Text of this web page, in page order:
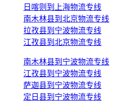
日喀则到上海物流专线
南木林县到北京物流专线
拉孜县到宁波物流专线
江孜县到北京物流专线
南木林县到宁波物流专线
江孜县到宁波物流专线
萨迦县到宁波物流专线
定日县到宁波物流专线